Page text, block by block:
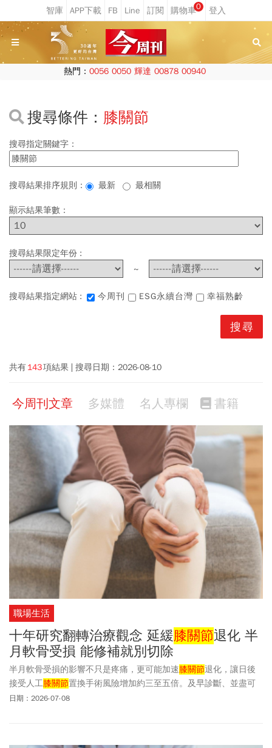
0
熱門： 0056 0050 輝達 00878 00940
搜尋條件： 膝關節
搜尋指定關鍵字：
搜尋結果排序規則： 最新 最相關
顯示結果筆數：
搜尋結果限定年份 :
~
搜尋結果指定網站 : 今周刊 ESG永續台灣 幸福熟齡
共有143項結果 搜尋日期： 2026-08-10
今周刊文章 多媒體 名人專欄 書籍
職場生活
十年研究翻轉治療觀念 延緩膝關節退化 半
月軟骨受損 能修補就別切除
半月軟骨受損的影響不只是疼痛，更可能加速膝關節退化，讓日後
接受人工膝關節置換手術風險增加約三至五倍。及早診斷、並盡可
能保留半月軟骨，是治療的重要目標。
日期：2026-07-08